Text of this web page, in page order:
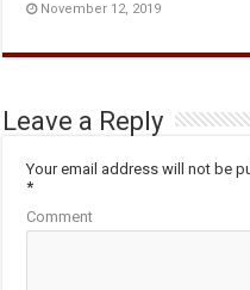
November 12, 2019
Leave a Reply
Your email address will not be
*
Comment